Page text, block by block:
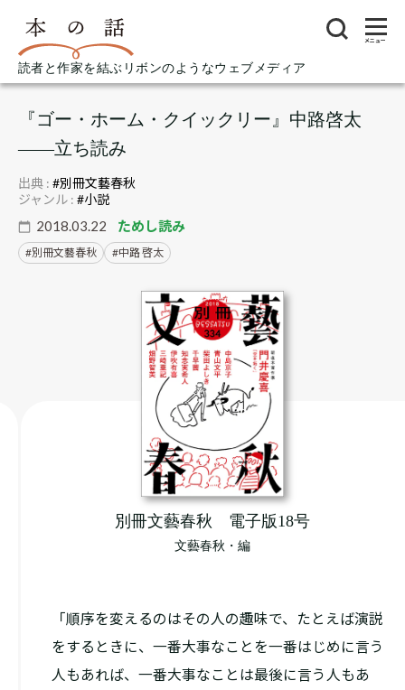
読者と作家を結ぶリボンのようなウェブメディア
メニュー
『ゴー・ホーム・クイックリー』中路啓太
――立ち読み
2018.03.22 ためし読み
別冊文藝春秋 中路 啓太
出典 : #別冊文藝春秋
ジャンル : #小説
別冊文藝春秋 電子版18号
文藝春秋・編
「順序を変えるのはその人の趣味で、たとえば演説
をするときに、一番大事なことを一番はじめに言う
人もあれば、一番大事なことは最後に言う人もあ